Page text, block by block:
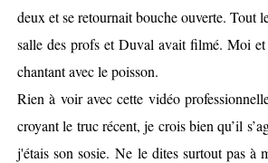
deux et se retournait bouche ouverte. Tout
salle des profs et Duval avait filmé. Moi
chantant avec le poisson.
Rien à voir avec cette vidéo
croyant le truc récent, je crois bien qu’il
j'étais son sosie. Ne le dites surtout pas à